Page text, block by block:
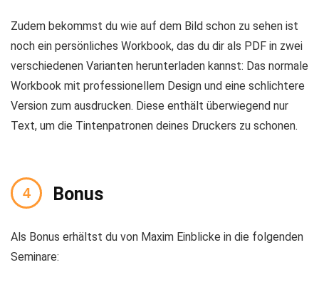
Zudem bekommst du wie auf dem Bild schon zu sehen ist
noch ein persönliches Workbook, das du dir als PDF in zwei
verschiedenen Varianten herunterladen kannst: Das normale
Workbook mit professionellem Design und eine schlichtere
Version zum ausdrucken. Diese enthält überwiegend nur
Text, um die Tintenpatronen deines Druckers zu schonen.
Bonus
Als Bonus erhältst du von Maxim Einblicke in die folgenden
Seminare: